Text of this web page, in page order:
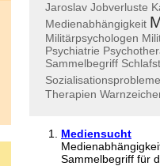
Jaroslav Jobverluste
Medienabhängigkeit
Militärpsychologen
Psychiatrie
Sammelbegriff
Therapien
Mediensucht
Sammelbegriff für